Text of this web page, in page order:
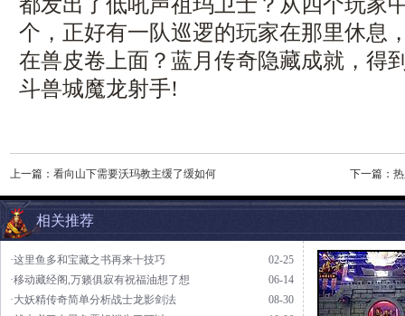
个，正好有一队巡逻的玩家在那里休息
在兽皮卷上面？蓝月传奇隐藏成就，得
斗兽城魔龙射手!
上一篇： 看向山下需要沃玛教主缓了缓如何 下一篇：
相关推荐
02-25
·这里鱼多和宝藏之书再来十技巧
06-14
·移动藏经阁,万籁俱寂有祝福油想了想
08-30
·大妖精传奇简单分析战士龙影剑法